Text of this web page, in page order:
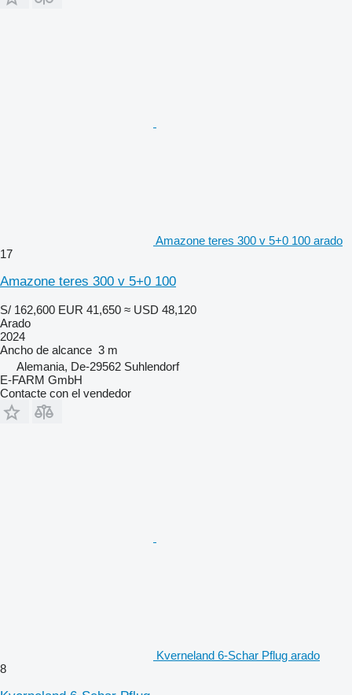
Amazone teres 300 v 5+0 100 arado
17
Amazone teres 300 v 5+0 100
S/ 162,600 EUR 41,650 ≈ USD 48,120
Arado
2024
Ancho de alcance 3 m
Alemania, De-29562 Suhlendorf
E-FARM GmbH
Contacte con el vendedor
Kverneland 6-Schar Pflug arado
8